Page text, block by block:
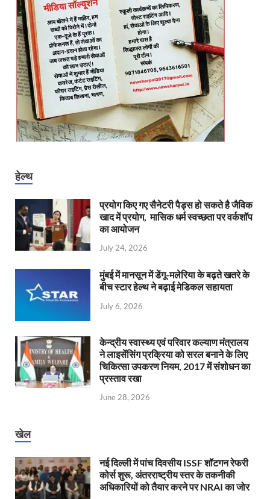
हेल्थ
प्रयोग किए गए सैनेटरी पैड्स हो सकते है जैविक
खाद में प्रयोग, मासिक धर्म स्वच्छता पर वर्कशॉप
का आयोजन
July 24, 2026
मुंबई में मानसून में डेंगू-मलेरिया के बढ़ते खतरे के
बीच स्टार हेल्थ ने बढ़ाई मेडिकल सहायता
July 6, 2026
केन्‍द्रीय स्वास्थ्य एवं परिवार कल्याण मंत्रालय
ने लाइसेंसिंग प्रक्रिया को सरल बनाने के लिए
चिकित्सा उपकरण नियम, 2017 में संशोधन का
प्रस्ताव रखा
June 28, 2026
खेल
नई दिल्ली में पांच दिवसीय ISSF शॉटगन रेफरी
कोर्स शुरू, अंतरराष्ट्रीय स्तर के तकनीकी
अधिकारियों को तैयार करने पर NRAI का जोर